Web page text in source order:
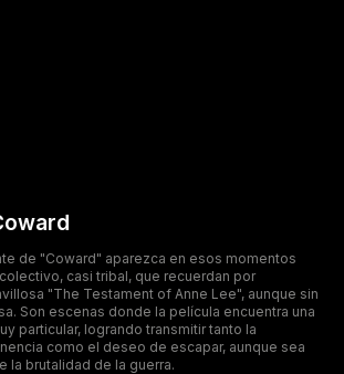
de "Coward" aparezca en esos momentos
casi tribal, que recuerdan por
"The Testament of Anne Lee", aunque sin
Son escenas donde la película encuentra una
particular, logrando transmitir tanto la
como el deseo de escapar, aunque sea
la brutalidad de la guerra.